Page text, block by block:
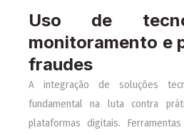
Uso de
monitoramento e
fraudes
A integração de soluções
fundamental na luta contra
plataformas digitais.